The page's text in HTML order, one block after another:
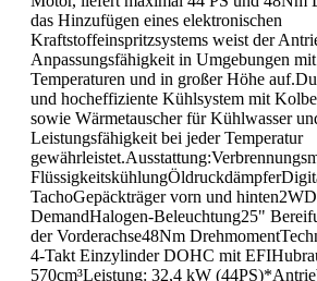
das Hinzufügen eines elektronischen
Kraftstoffeinspritzsystems weist der
Anpassungsfähigkeit in Umgebungen
Temperaturen und in großer Höhe
und hocheffiziente Kühlsystem mit
sowie Wärmetauscher für Kühlwasser
Leistungsfähigkeit bei jeder Temperatur
TachoGepäckträger vorn und
DemandHalogen-Beleuchtung25"
der Vorderachse48Nm
4-Takt Einzylinder DOHC mit
570cm³Leistung: 32,4 kW